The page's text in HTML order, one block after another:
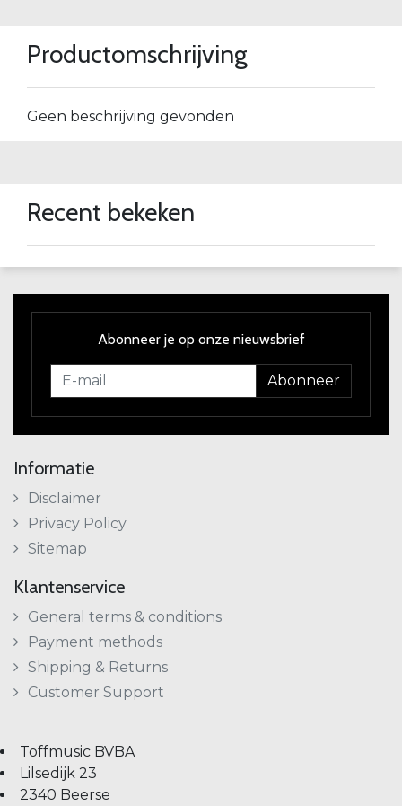
Productomschrijving
Geen beschrijving gevonden
Recent bekeken
Abonneer je op onze nieuwsbrief
Abonneer
Informatie
Disclaimer
Privacy Policy
Sitemap
Klantenservice
General terms & conditions
Payment methods
Shipping & Returns
Customer Support
Toffmusic BVBA
Lilsedijk 23
2340 Beerse